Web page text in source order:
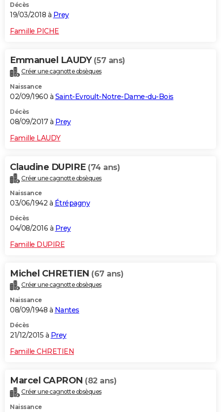
Décès
19/03/2018 à Prey
Famille PICHE
Emmanuel LAUDY (57 ans)
Créer une cagnotte obsèques
Naissance
02/09/1960 à Saint-Evroult-Notre-Dame-du-Bois
Décès
08/09/2017 à Prey
Famille LAUDY
Claudine DUPIRE (74 ans)
Créer une cagnotte obsèques
Naissance
03/06/1942 à Étrépagny
Décès
04/08/2016 à Prey
Famille DUPIRE
Michel CHRETIEN (67 ans)
Créer une cagnotte obsèques
Naissance
08/09/1948 à Nantes
Décès
21/12/2015 à Prey
Famille CHRETIEN
Marcel CAPRON (82 ans)
Créer une cagnotte obsèques
Naissance